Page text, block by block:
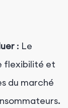
: Le
flexibilité et
du marché